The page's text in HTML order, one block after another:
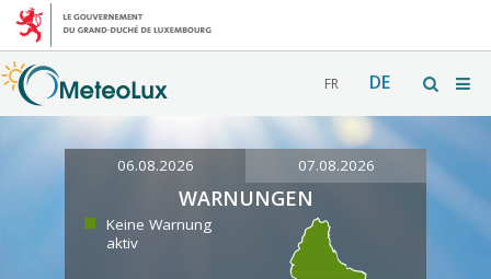
FR DE
06.08.2026 07.08.2026
WARNUNGEN
Keine Warnung
aktiv